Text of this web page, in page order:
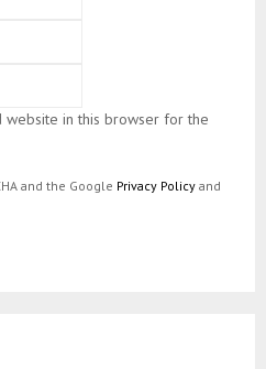
website in this browser for the
and the Google Privacy Policy and